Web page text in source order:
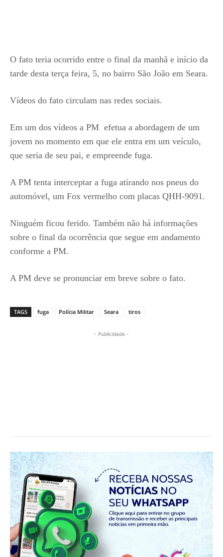
O fato teria ocorrido entre o final da manhã e início da
tarde desta terça feira, 5, no bairro São João em Seara.
Vídeos do fato circulam nas redes sociais.
Em um dos vídeos a PM efetua a abordagem de um
jovem no momento em que ele entra em um veículo,
que seria de seu pai, e empreende fuga.
A PM tenta interceptar a fuga atirando nos pneus do
automóvel, um Fox vermelho com placas QHH-9091.
Ninguém ficou ferido. Também não há informações
sobre o final da ocorrência que segue em andamento
conforme a PM.
A PM deve se pronunciar em breve sobre o fato.
TAGS fuga Polícia Militar Seara tiros
- Publicidade -